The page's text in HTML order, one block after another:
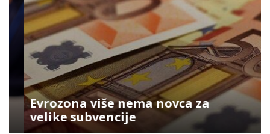
Evrozona više nema novca za
velike subvencije